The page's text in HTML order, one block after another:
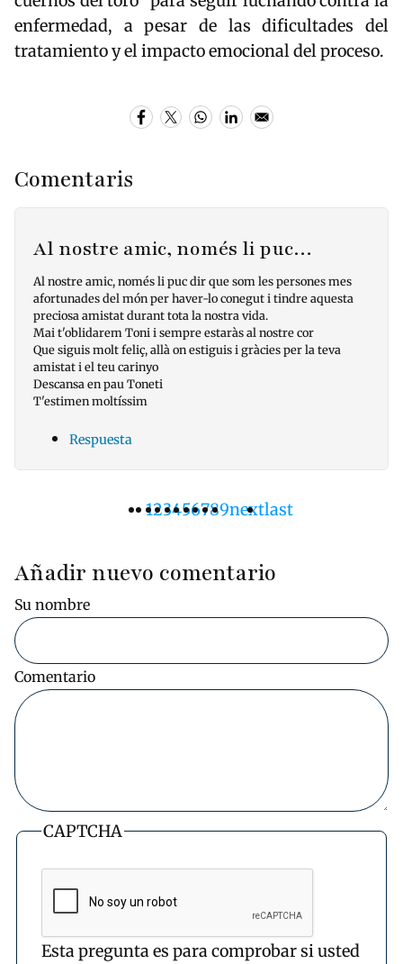
enfermedad, a pesar de las dificultades del
tratamiento y el impacto emocional del proceso.
Comentaris
Al nostre amic, només li puc…
Al nostre amic, només li puc dir que som les persones mes
afortunades del món per haver-lo conegut i tindre aquesta
preciosa amistat durant tota la nostra vida.
Mai t'oblidarem Toni i sempre estaràs al nostre cor
Que siguis molt feliç, allà on estiguis i gràcies per la teva
amistat i el teu carinyo
Descansa en pau Toneti
T'estimen moltíssim
Respuesta
Página
1Pàgina
2Pàgina
3Pàgina
4Pàgina
5Pàgina
6Pàgina
7Pàgina
8Pàgina
9Siguiente
nextÚltima
last
Añadir nuevo comentario
Su nombre
Comentario
CAPTCHA
Esta pregunta es para comprobar si usted